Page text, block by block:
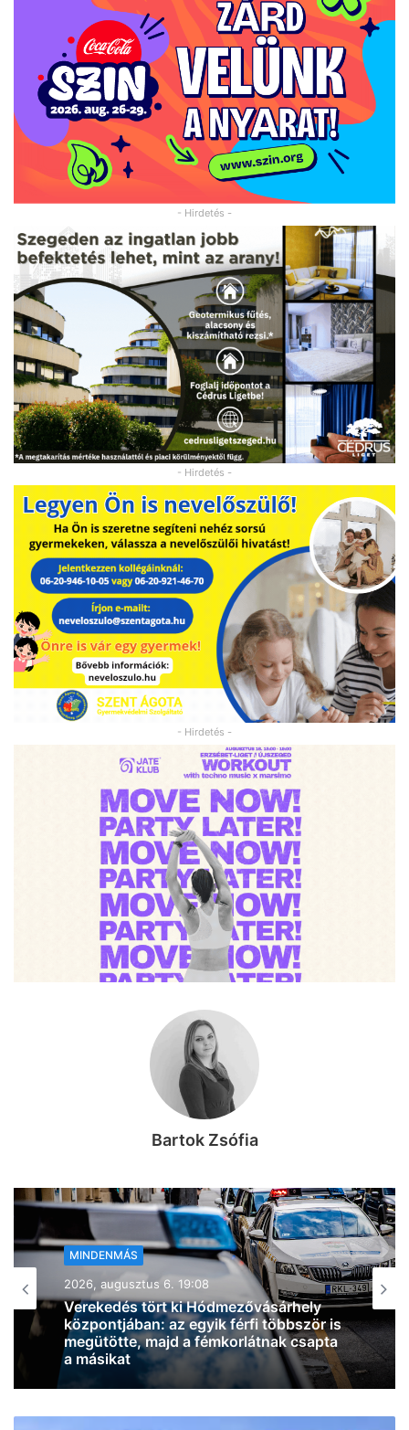
- Hirdetés -
- Hirdetés -
- Hirdetés -
Bartok Zsófia
MINDENMÁS
2026, augusztus 6. 18:54
Zivatarok pattantak ki Csongrád-
Csanád vármegyében, miközben
jócskán megdőlt a melegrekord az
országban